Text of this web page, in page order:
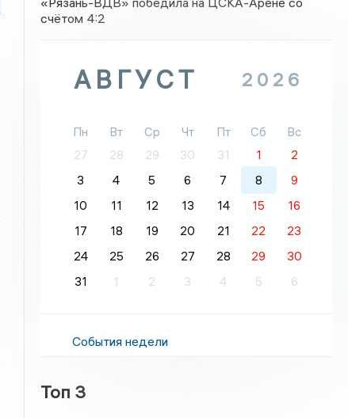
счётом 4:2
АВГУСТ 2026
Пн Вт Ср Чт Пт Сб
Вс
27
28 29 30 31 1
2
3
4 5 6 7 8
9
10
11 12 13 14 15
16
17
18 19 20 21 22
23
24
25 26 27 28 29
30
31
1 2 3 4 5 6
События недели
Топ 3